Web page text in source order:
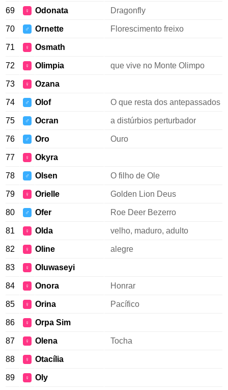
69 ♀ Odonata Dragonfly
70 ♂ Ornette Florescimento freixo
71 ♀ Osmath
72 ♀ Olimpia que vive no Monte Olimpo
73 ♀ Ozana
74 ♂ Olof O que resta dos antepassados
75 ♂ Ocran a distúrbios perturbador
76 ♂ Oro Ouro
77 ♀ Okyra
78 ♂ Olsen O filho de Ole
79 ♀ Orielle Golden Lion Deus
80 ♂ Ofer Roe Deer Bezerro
81 ♀ Olda velho, maduro, adulto
82 ♀ Oline alegre
83 ♀ Oluwaseyi
84 ♀ Onora Honrar
85 ♀ Orina Pacífico
86 ♀ Orpa Sim
87 ♀ Olena Tocha
88 ♀ Otacília
89 ♀ Oly